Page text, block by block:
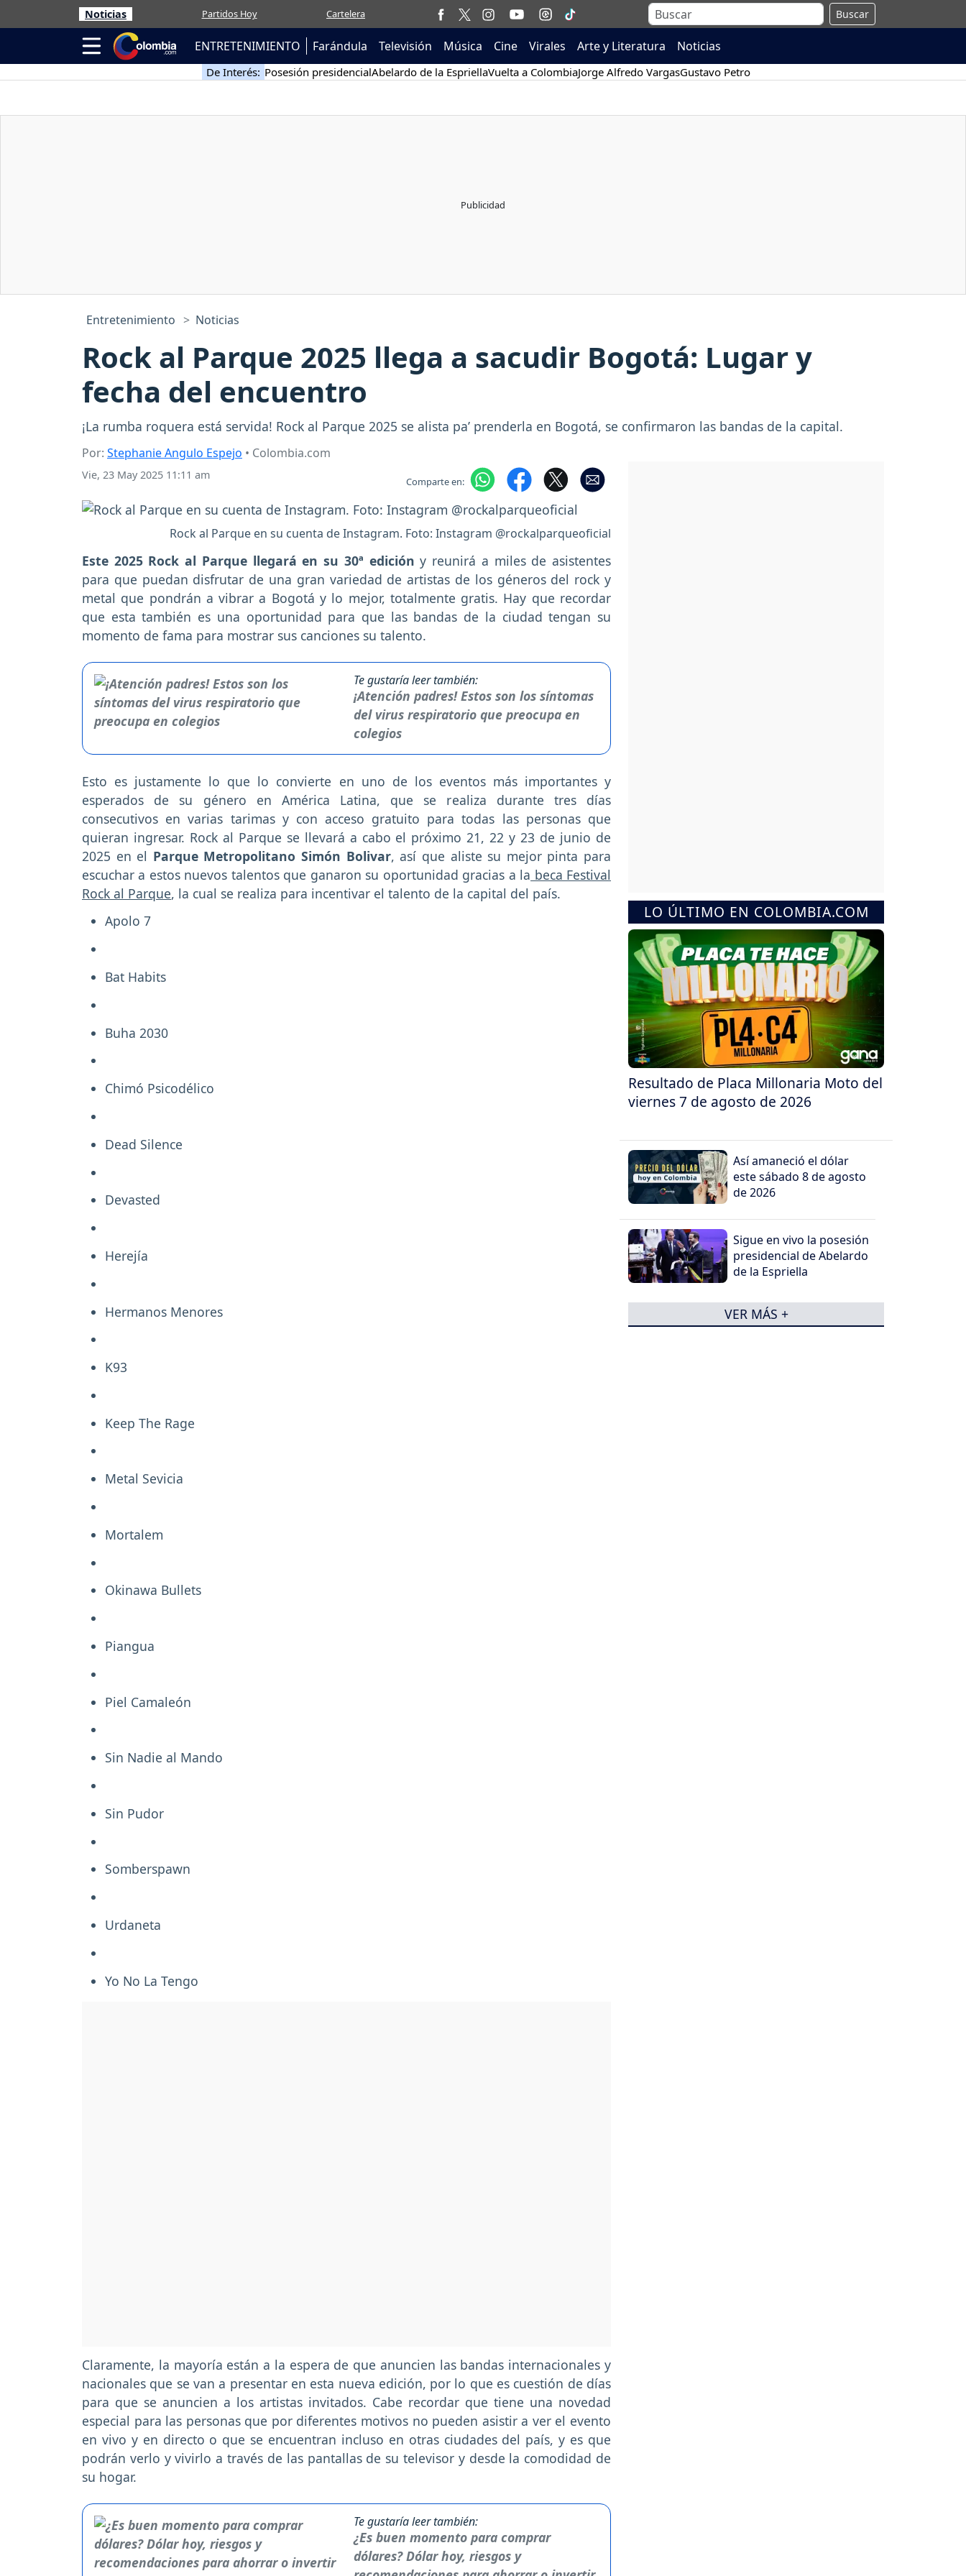
Noticias Partidos Hoy Cartelera Buscar
ENTRETENIMIENTO Farándula Televisión Música Cine Virales Arte y Literatura Noticias
De Interés: Posesión presidencialAbelardo de la EspriellaVuelta a ColombiaJorge Alfredo VargasGustavo Petro
Entretenimiento Noticias
Rock al Parque 2025 llega a sacudir Bogotá: Lugar y
fecha del encuentro
¡La rumba roquera está servida! Rock al Parque 2025 se alista pa’ prenderla en Bogotá, se confirmaron las bandas de la capital.
Por: Stephanie Angulo Espejo • Colombia.com
Vie, 23 May 2025 11:11 am Comparte en:
Rock al Parque en su cuenta de Instagram. Foto: Instagram @rockalparqueoficial
Este 2025 Rock al Parque llegará en su 30ª edición y reunirá a miles de asistentes
para que puedan disfrutar de una gran variedad de artistas de los géneros del rock y
metal que pondrán a vibrar a Bogotá y lo mejor, totalmente gratis. Hay que recordar
que esta también es una oportunidad para que las bandas de la ciudad tengan su
momento de fama para mostrar sus canciones su talento.
Te gustaría leer también:
¡Atención padres! Estos son los síntomas
del virus respiratorio que preocupa en
colegios
Esto es justamente lo que lo convierte en uno de los eventos más importantes y
esperados de su género en América Latina, que se realiza durante tres días
consecutivos en varias tarimas y con acceso gratuito para todas las personas que
quieran ingresar. Rock al Parque se llevará a cabo el próximo 21, 22 y 23 de junio de
2025 en el Parque Metropolitano Simón Bolivar, así que aliste su mejor pinta para
escuchar a estos nuevos talentos que ganaron su oportunidad gracias a la beca Festival
Rock al Parque, la cual se realiza para incentivar el talento de la capital del país.
Apolo 7
Bat Habits
Buha 2030
Chimó Psicodélico
Dead Silence
Devasted
Herejía
Hermanos Menores
K93
Keep The Rage
Metal Sevicia
Mortalem
Okinawa Bullets
Piangua
Piel Camaleón
Sin Nadie al Mando
Sin Pudor
Somberspawn
Urdaneta
Yo No La Tengo
Claramente, la mayoría están a la espera de que anuncien las bandas internacionales y
nacionales que se van a presentar en esta nueva edición, por lo que es cuestión de días
para que se anuncien a los artistas invitados. Cabe recordar que tiene una novedad
especial para las personas que por diferentes motivos no pueden asistir a ver el evento
en vivo y en directo o que se encuentran incluso en otras ciudades del país, y es que
podrán verlo y vivirlo a través de las pantallas de su televisor y desde la comodidad de
su hogar.
Te gustaría leer también:
¿Es buen momento para comprar
dólares? Dólar hoy, riesgos y
LO ÚLTIMO EN COLOMBIA.COM
Resultado de Placa Millonaria Moto del
viernes 7 de agosto de 2026
Así amaneció el dólar
este sábado 8 de agosto
de 2026
Sigue en vivo la posesión
presidencial de Abelardo
de la Espriella
VER MÁS +